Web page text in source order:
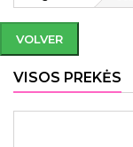
VOLVER
VISOS PREKĖS